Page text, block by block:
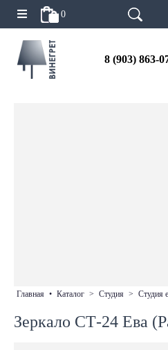
0
8 (903) 863-
главная • каталог > студия > студия
Зеркало СТ-24 Ева